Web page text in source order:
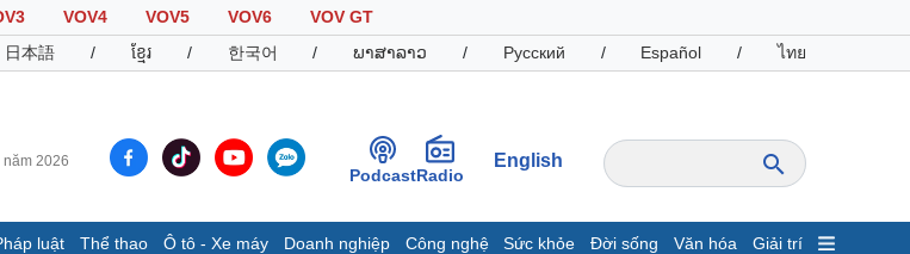
VOV4 VOV5 VOV6
VOV GT
日本語 / ខ្មែរ / 한국어 / ພາສາລາວ / Русский / Español / ไทย
năm 2026
PodcastRadio
English
luật Thể thao Ô tô - Xe máy Doanh nghiệp Công nghệ Sức khỏe Đời sống Văn hóa Giải trí